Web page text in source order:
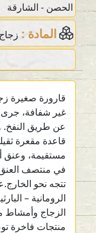
الحصن - الشارقة
المادة : زجاج
قارورة صغيرة
غير شفافة، جرى
عن طريق النفخ.
قاعدة مقعرة
مستقيمة، وعنق
في منتصف العنق
تتجه نحو
الرومانية –
الزجاج وأمشاط
منتجات فاخرة